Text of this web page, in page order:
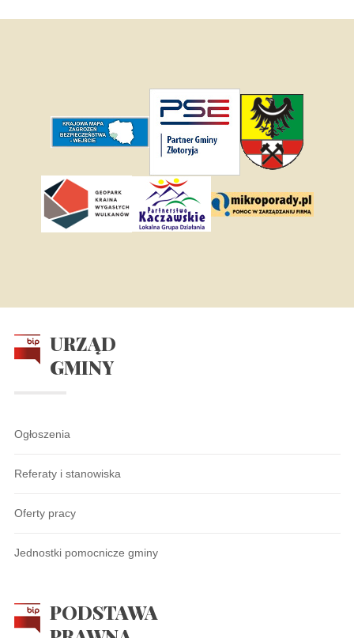
URZĄD
GMINY
Ogłoszenia
Referaty i stanowiska
Oferty pracy
Jednostki pomocnicze gminy
PODSTAWA